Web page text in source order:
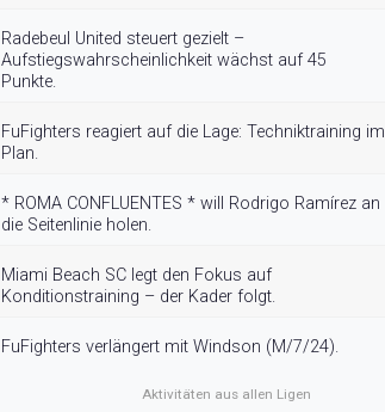
Radebeul United steuert gezielt –
Aufstiegswahrscheinlichkeit wächst auf 45
Punkte.
FuFighters reagiert auf die Lage: Techniktraining im
Plan.
* ROMA CONFLUENTES * will Rodrigo Ramírez an
die Seitenlinie holen.
Miami Beach SC legt den Fokus auf
Konditionstraining – der Kader folgt.
FuFighters verlängert mit Windson (M/7/24).
Aktivitäten aus allen Ligen